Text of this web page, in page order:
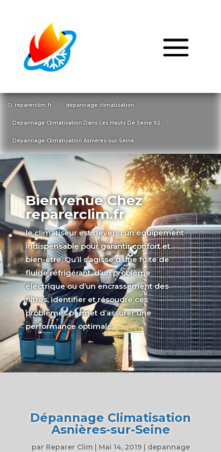
 reparerclim.fr 5 depannage climatisation 5
Depannage Climatisation Dans Les Hauts De Seine 92 5
Dépannage Climatisation Asnières-sur-Seine
Bienvenue Chez
reparerclim.fr
le climatiseur est devenu un équipement
indispensable pour garantir confort et
bien-être, Qu’il s’agisse d’une fuite de
fluide réfrigérant, d’un problème
électrique ou d’un encrassement des
filtres, identifier et résoudre ces
problèmes permet d’assurer une
performance optimale
Dépannage Climatisation
Asnières-sur-Seine
par Reparer Clim| Mai 14, 2019| depannage